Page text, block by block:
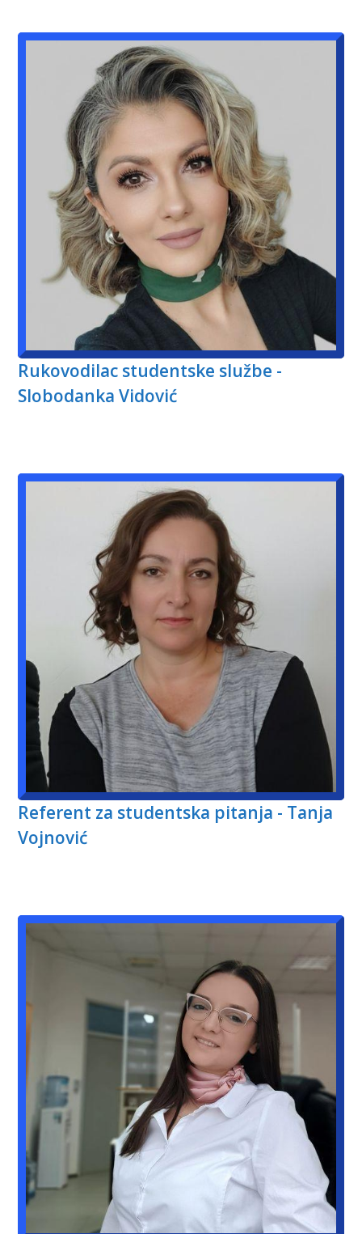
Rukovodilac studentske službe -
Slobodanka Vidović
Referent za studentska pitanja - Tanja
Vojnović